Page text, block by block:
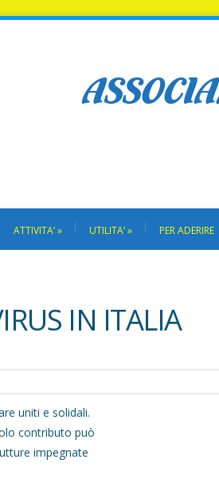
ATTIVITA’» UTILITA’» PER ADERIRE
IN ITALIA
uniti e solidali.
contributo può
impegnate